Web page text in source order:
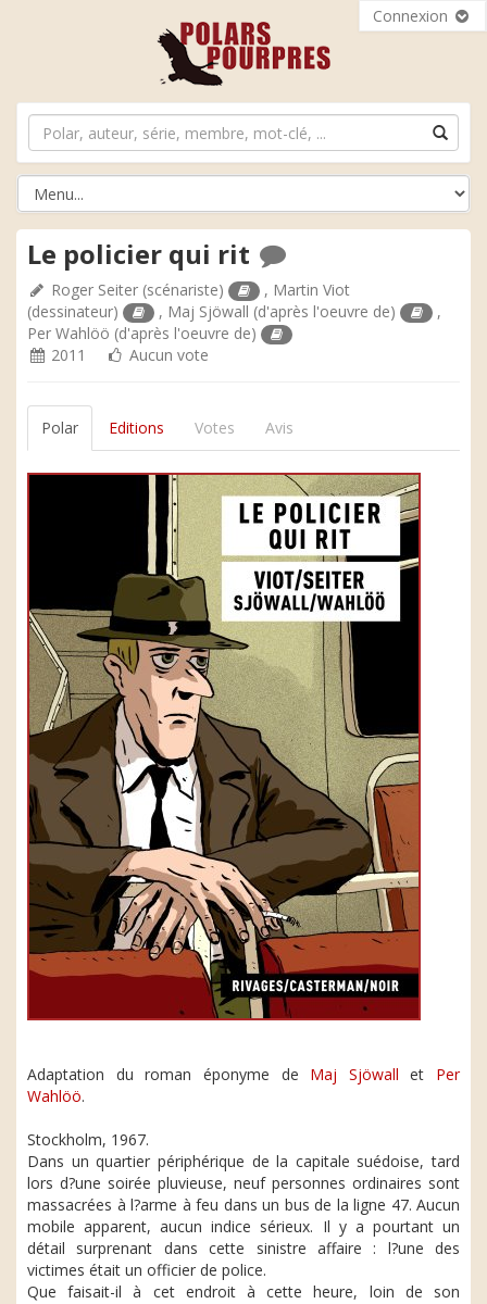
Connexion
Le policier qui rit
Roger Seiter (scénariste) , Martin Viot
(dessinateur)
, Maj Sjöwall (d'après l'oeuvre de)
,
Per Wahlöö (d'après l'oeuvre de)
2011
Aucun vote
Polar Editions Votes Avis
Adaptation du roman éponyme de Maj Sjöwall et Per
Wahlöö.
Stockholm, 1967.
Dans un quartier périphérique de la capitale suédoise, tard
lors d?une soirée pluvieuse, neuf personnes ordinaires sont
massacrées à l?arme à feu dans un bus de la ligne 47. Aucun
mobile apparent, aucun indice sérieux. Il y a pourtant un
détail surprenant dans cette sinistre affaire : l?une des
victimes était un officier de police.
Que faisait-il à cet endroit à cette heure, loin de son